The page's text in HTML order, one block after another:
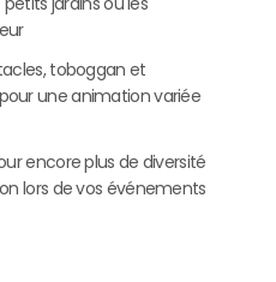
toboggan et
une animation variée
encore plus de diversité
lors de vos événements